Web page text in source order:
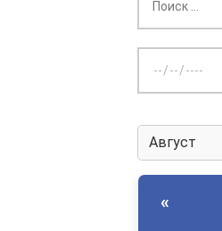
дату:
«